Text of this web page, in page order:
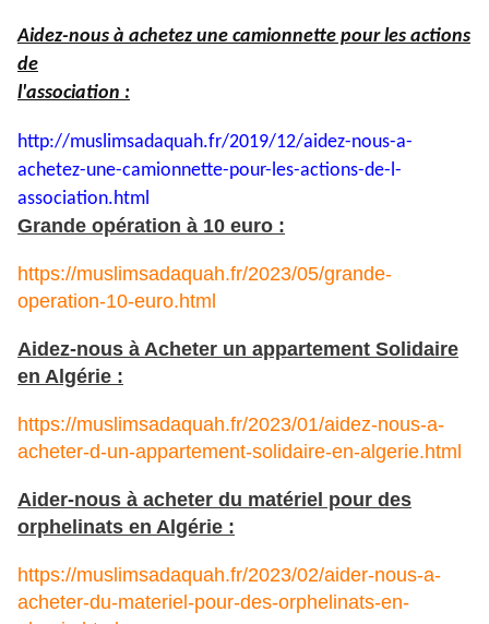
Aidez-nous à achetez une camionnette pour les actions
de
l'association :
http://muslimsadaquah.fr/2019/12/aidez-nous-a-
achetez-une-camionnette-pour-les-actions-de-l-
association.html
Grande opération à 10 euro :
https://muslimsadaquah.fr/2023/05/grande-
operation-10-euro.html
Aidez-nous à Acheter un appartement Solidaire
en Algérie :
https://muslimsadaquah.fr/2023/01/aidez-nous-a-
acheter-d-un-appartement-solidaire-en-algerie.html
Aider-nous à acheter du matériel pour des
orphelinats en Algérie :
https://muslimsadaquah.fr/2023/02/aider-nous-a-
acheter-du-materiel-pour-des-orphelinats-en-